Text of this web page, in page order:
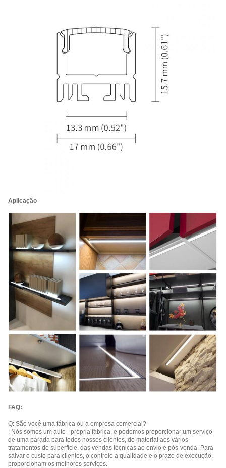
Aplicação
FAQ:
Q: São você uma fábrica ou a empresa comercial?
: Nós somos um auto - própria fábrica, e podemos proporcionar um serviço
de uma parada para todos nossos clientes, do material aos vários
tratamentos de superfície, das vendas técnicas ao envio e pós-venda. Para
salvar o custo para clientes, o controle a qualidade e o prazo de execução,
proporcionam os melhores serviços.